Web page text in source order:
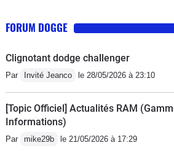
FORUM DOGGE
Clignotant dodge challenger
Par Invité Jeanco le 28/05/2026 à 23:10
[Topic Officiel] Actualités RAM
Informations)
Par mike29b le 21/05/2026 à 17:29